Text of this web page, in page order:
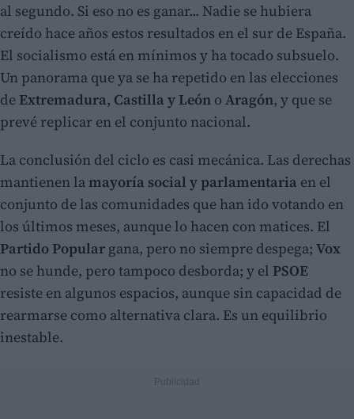
al segundo. Si eso no es ganar... Nadie se hubiera
creído hace años estos resultados en el sur de España.
El socialismo está en mínimos y ha tocado subsuelo.
Un panorama que ya se ha repetido en las elecciones
de Extremadura, Castilla y León o Aragón, y que se
prevé replicar en el conjunto nacional.
La conclusión del ciclo es casi mecánica. Las derechas
mantienen lamayoría social y parlamentaria en el
conjunto de las comunidades que han ido votando en
los últimos meses, aunque lo hacen con matices. El
Partido Popular gana, pero no siempre despega; Vox
no se hunde, pero tampoco desborda; y el PSOE
resiste en algunos espacios, aunque sin capacidad de
rearmarse como alternativa clara. Es un equilibrio
inestable.